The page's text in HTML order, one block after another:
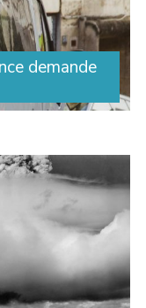
demande
devant